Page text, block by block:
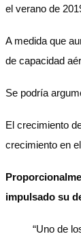
el verano de
A medida que
de capacidad
Se podría
El crecimiento
crecimiento en
impulsado su
“Uno de